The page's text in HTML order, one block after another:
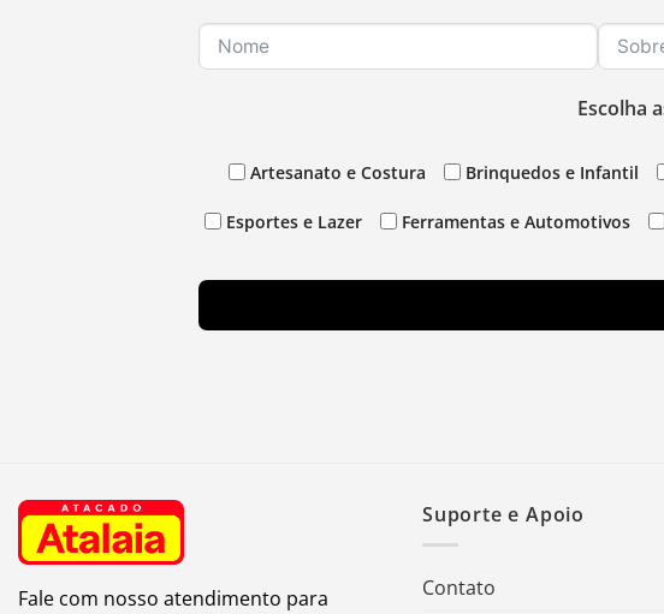
Escolha
Artesanato e Costura Brinquedos e Infantil
Esportes e Lazer Ferramentas e Automotivos
Fale com nosso atendimento para
Suporte e Apoio
Contato